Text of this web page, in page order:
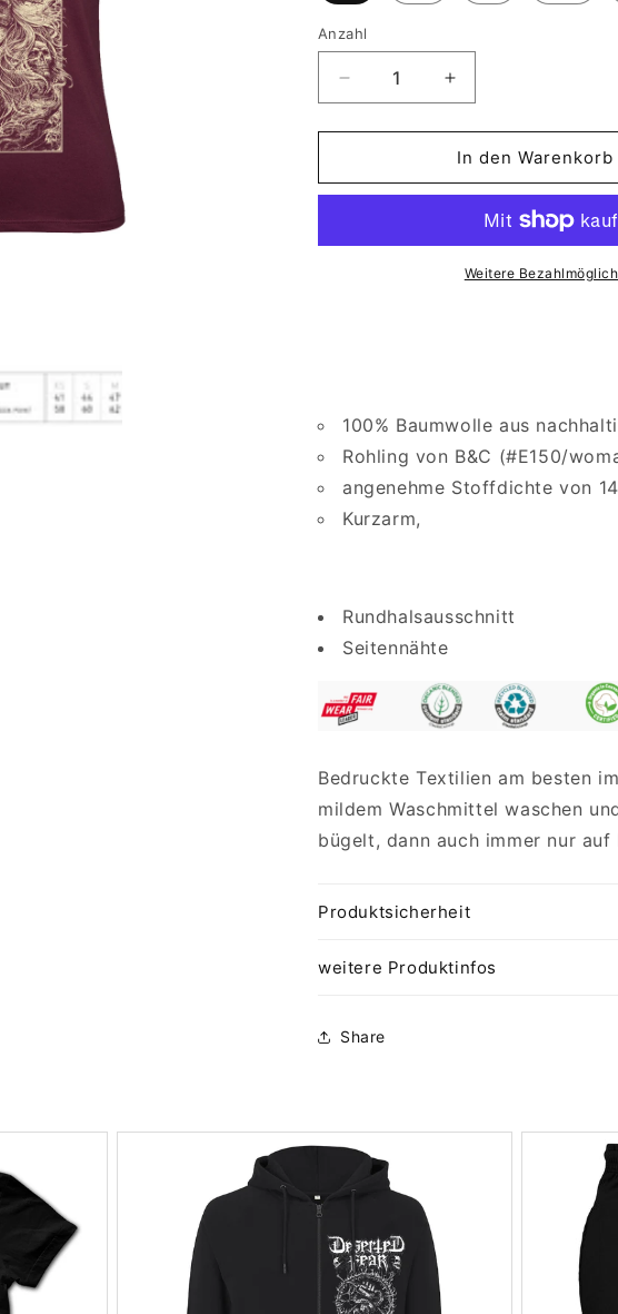
Anzahl
Verringere
die
Menge
Girlie
Queen|
Erhöhe
die
Menge
für
Girlie
Masked
Queen|
Weinrot
In den
Weitere
100% Baumwolle aus
Rohling von B&C (#E150/
angenehme Stoffdichte von
Kurzarm,
Rundhalsausschnitt
Seitennähte
Bedruckte Textilien am besten
mildem Waschmittel waschen
bügelt, dann auch immer nur
Produktsicherheit
weitere Produktinfos
Share